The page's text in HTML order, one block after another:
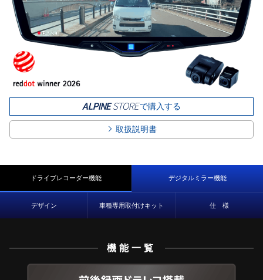
で購入する
取扱説明書
ドライブレコーダー機能 デジタルミラー機能
デザイン 車種専用取付けキット 仕 様
機能一覧